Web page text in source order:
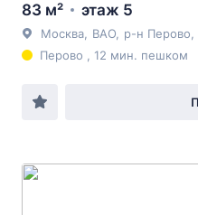
83 м² этаж 5
Москва ВАО р-н Перово
Перово , 12 мин. пешком